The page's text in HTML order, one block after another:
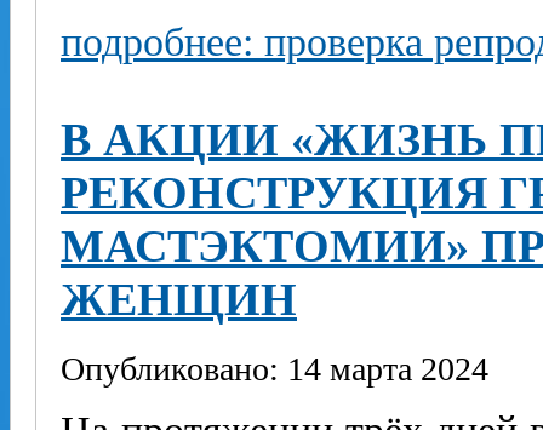
подробнее: проверка
В АКЦИИ «ЖИЗНЬ
РЕКОНСТРУКЦИЯ
МАСТЭКТОМИИ»
ЖЕНЩИН
Опубликовано: 14 марта 2024